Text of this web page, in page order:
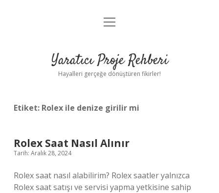
Anasayfa
Yasal Uyarı
menüyü
Yaratıcı Proje Rehberi
Hayalleri gerçeğe dönüştüren fikirler!
Etiket: Rolex ile denize girilir mi
Rolex Saat Nasıl Alınır
Tarih: Aralık 28, 2024
Rolex saat nasıl alabilirim? Rolex saatler yalnızca
Rolex saat satışı ve servisi yapma yetkisine sahip